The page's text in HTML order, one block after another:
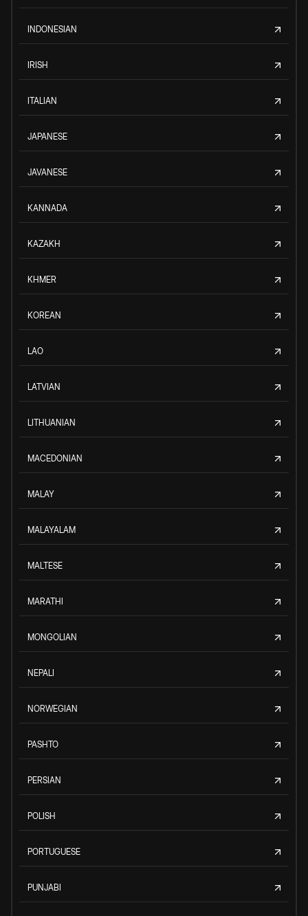
INDONESIAN
IRISH
ITALIAN
JAPANESE
JAVANESE
KANNADA
KAZAKH
KHMER
KOREAN
LAO
LATVIAN
LITHUANIAN
MACEDONIAN
MALAY
MALAYALAM
MALTESE
MARATHI
MONGOLIAN
NEPALI
NORWEGIAN
PASHTO
PERSIAN
POLISH
PORTUGUESE
PUNJABI